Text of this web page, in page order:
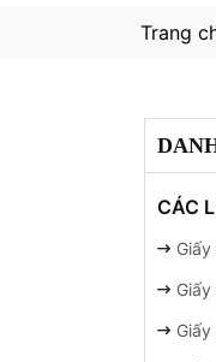
Trang
CÁC